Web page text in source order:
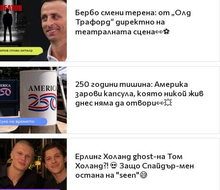
Бербо смени терена: от „Олд
Трафорд“ директно на
театралната сцена👀⚽
250 години тишина: Америка
зарови капсула, която никой жив
днес няма да отвори👀💥
Ерлинг Холанд ghost-на Том
Холанд?! 💀 Защо Спайдър-мен
остана на "seen"😅